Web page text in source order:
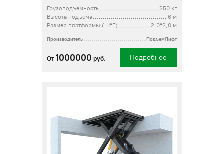
Грузоподъемность
250 кг
Высота подъема
6 м
Размер платформы (Ш*Г)
2,0*2,0 м
Производитель ПодъемЛифт
От 1000000 руб. Подробнее